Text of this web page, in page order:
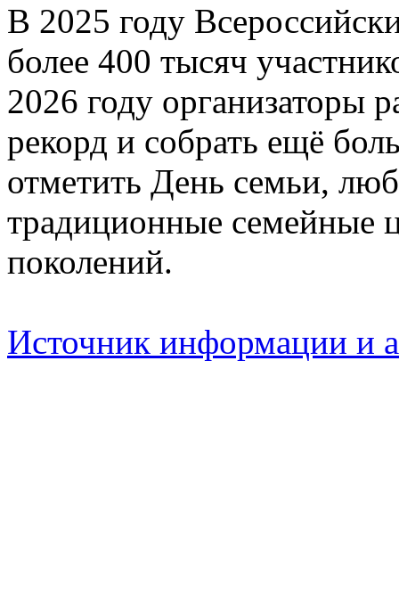
В 2025 году
более 400 тысяч
2026 году организаторы
рекорд и собрать ещё
отметить День семьи,
традиционные семейные
поколений.
Источник информации и